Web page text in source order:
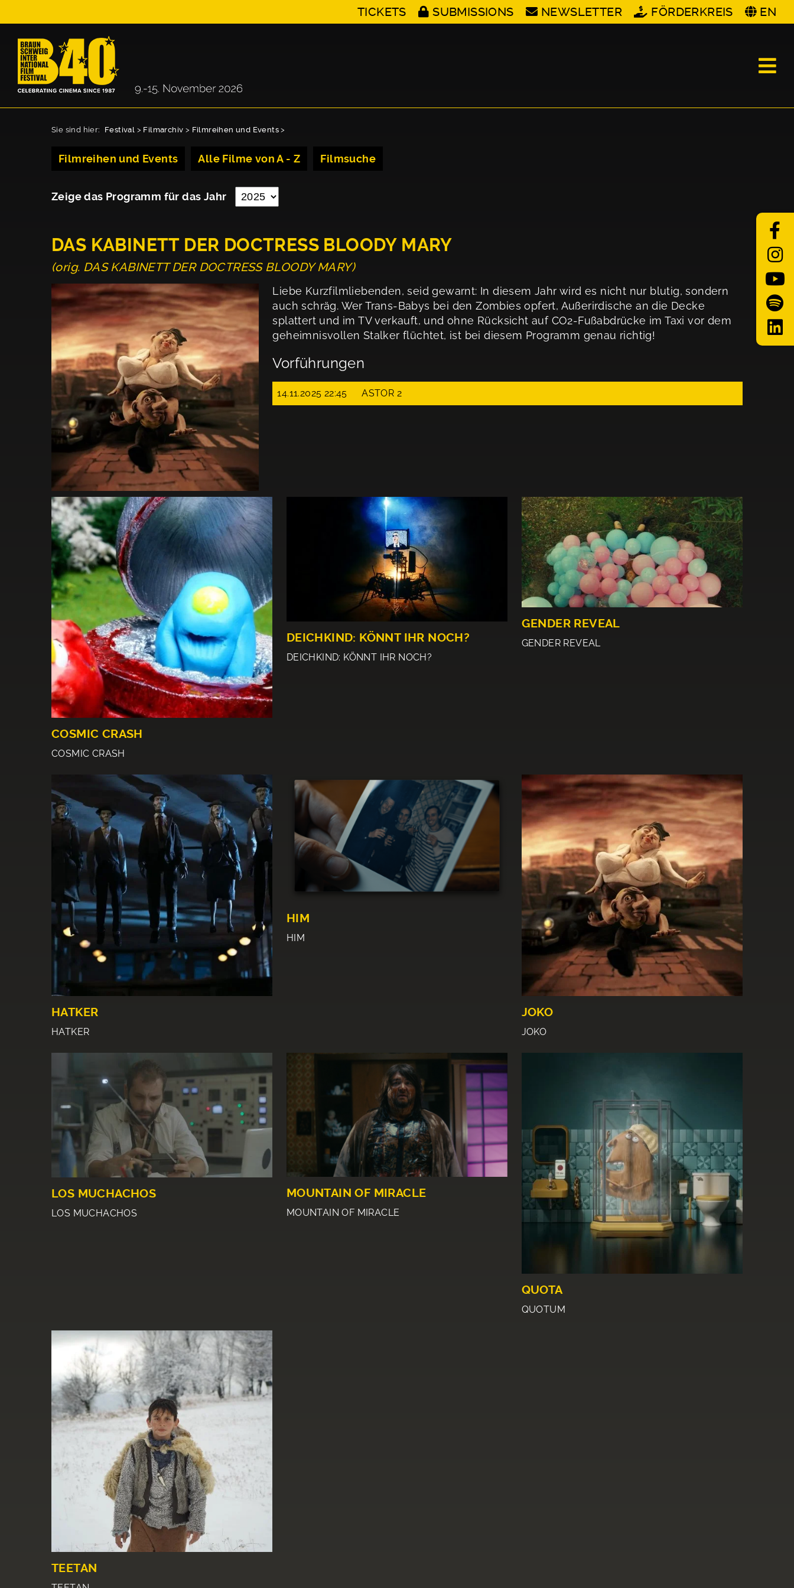
TICKETS SUBMISSIONS NEWSLETTER FÖRDERKREIS EN
Sie sind hier: Festival > Filmarchiv > Filmreihen und Events >
Filmreihen und Events Alle Filme von A - Z Filmsuche
Zeige das Programm für das Jahr
DAS KABINETT DER DOCTRESS BLOODY MARY
(orig. DAS KABINETT DER DOCTRESS BLOODY MARY)
Liebe Kurzfilmliebenden, seid gewarnt: In diesem Jahr wird es nicht nur blutig, sondern
auch schräg. Wer Trans-Babys bei den Zombies opfert, Außerirdische an die Decke
splattert und im TV verkauft, und ohne Rücksicht auf CO2-Fußabdrücke im Taxi vor dem
geheimnisvollen Stalker flüchtet, ist bei diesem Programm genau richtig!
Vorführungen
14.11.2025 22:45 ASTOR 2
COSMIC CRASH
COSMIC CRASH
DEICHKIND: KÖNNT IHR NOCH?
DEICHKIND: KÖNNT IHR NOCH?
GENDER REVEAL
GENDER REVEAL
HATKER
HATKER
HIM
HIM
JOKO
JOKO
LOS MUCHACHOS
LOS MUCHACHOS
MOUNTAIN OF MIRACLE
MOUNTAIN OF MIRACLE
QUOTA
QUOTUM
TEETAN